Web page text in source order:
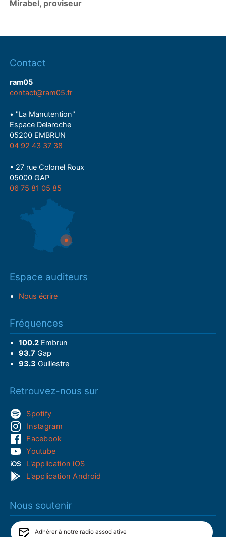
y
Mirabel, proviseur
Contact
ram05
contact@ram05.fr
• "La Manutention"
Espace Delaroche
05200 EMBRUN
04 92 43 37 38
• 27 rue Colonel Roux
05000 GAP
06 75 81 05 85
Espace auditeurs
Nous écrire
Fréquences
100.2Embrun
93.7 Gap
93.3 Guillestre
Retrouvez-nous sur
Spotify
Instagram
Facebook
Youtube
L'application iOS
L'application Android
Nous soutenir
Adhérer à notre radio associative